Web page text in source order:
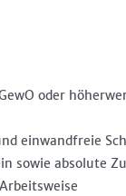
oder
einwandfreie
sowie absolute